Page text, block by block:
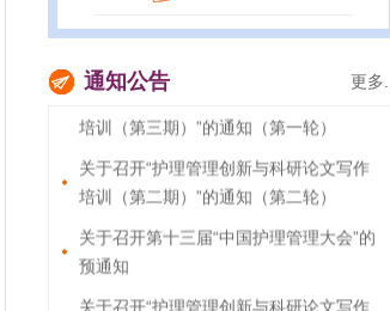
通知公告 更多...
培训（第三期）”的通知（第一轮）
关于召开“护理管理创新与科研论文写作
培训（第二期）”的通知（第二轮）
关于召开第十三届“中国护理管理大会”的
预通知
关于召开“护理管理创新与科研论文写作
培训（第二期）”的通知（第二轮）